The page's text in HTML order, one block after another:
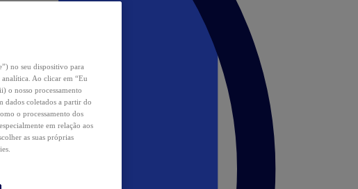
no seu dispositivo para
analítica. Ao clicar em “Eu
o nosso processamento
dados coletados a partir do
o processamento dos
, especialmente em relação aos
as suas próprias